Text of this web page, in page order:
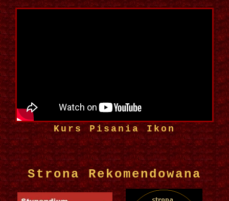
Kurs Pisania Ikon
Strona Rekomendowana